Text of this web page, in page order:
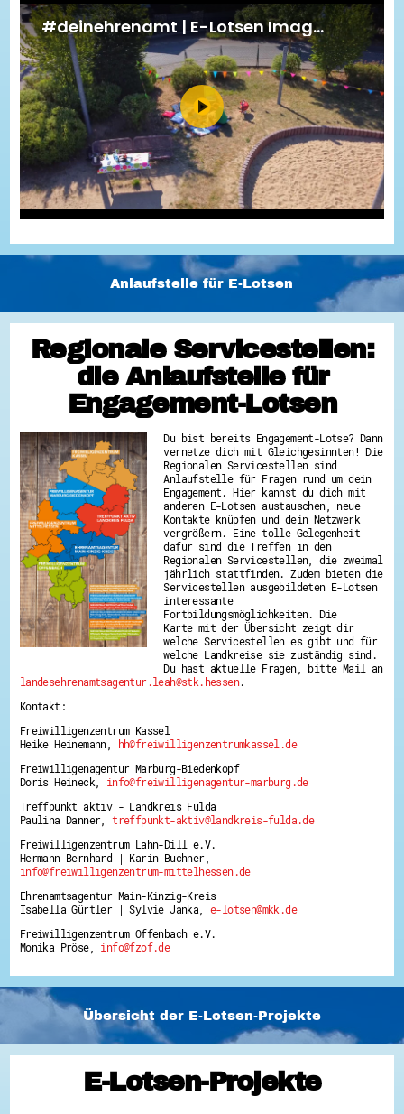
Anlaufstelle für E-Lotsen
Regionale Servicestellen:
die Anlaufstelle für
Engagement-Lotsen
Du bist bereits Engagement-Lotse? Dann
vernetze dich mit Gleichgesinnten! Die
Regionalen Servicestellen sind
Anlaufstelle für Fragen rund um dein
Engagement. Hier kannst du dich mit
anderen E-Lotsen austauschen, neue
Kontakte knüpfen und dein Netzwerk
vergrößern. Eine tolle Gelegenheit
dafür sind die Treffen in den
Regionalen Servicestellen, die zweimal
jährlich stattfinden. Zudem bieten die
Servicestellen ausgebildeten E-Lotsen
interessante
Fortbildungsmöglichkeiten. Die
Karte mit der Übersicht zeigt dir
welche Servicestellen es gibt und für
welche Landkreise sie zuständig sind.
Du hast aktuelle Fragen, bitte Mail an
landesehrenamtsagentur.leah@stk.hessen.
Kontakt:
Freiwilligenzentrum Kassel
Heike Heinemann,
hh@freiwilligenzentrumkassel.de
Freiwilligenagentur Marburg-Biedenkopf
Doris Heineck, info@freiwilligenagentur-marburg.de
Treffpunkt aktiv - Landkreis Fulda
Paulina Danner,treffpunkt-aktiv@landkreis-fulda.de
Freiwilligenzentrum Lahn-Dill e.V.
Hermann Bernhard | Karin Buchner,
info@freiwilligenzentrum-mittelhessen.de
Ehrenamtsagentur Main-Kinzig-Kreis
Isabella Gürtler | Sylvie Janka,e-lotsen@mkk.de
Freiwilligenzentrum Offenbach e.V.
Monika Pröse, info@fzof.de
Übersicht der E-Lotsen-Projekte
E-Lotsen-Projekte